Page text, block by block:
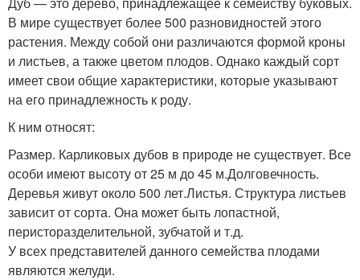
В мире существует более 500 разновидностей этого
растения. Между собой они различаются формой кроны
и листьев, а также цветом плодов. Однако каждый сорт
имеет свои общие характеристики, которые указывают
на его принадлежность к роду.
К ним относят:
Размер. Карликовых дубов в природе не существует. Все
особи имеют высоту от 25 м до 45 м.Долговечность.
Деревья живут около 500 лет.Листья. Структура листьев
зависит от сорта. Она может быть лопастной,
перисторазделительной, зубчатой и т.д.
У всех представителей данного семейства плодами
являются желуди.